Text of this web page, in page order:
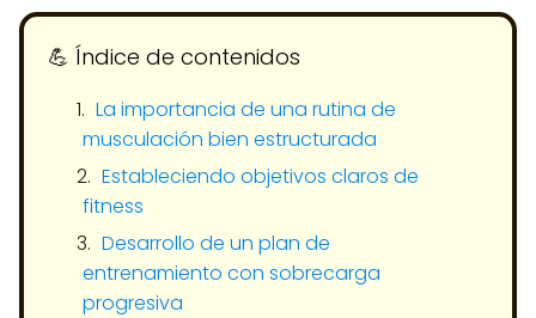
💪​ Índice de contenidos
La importancia de una rutina de
musculación bien estructurada
Estableciendo objetivos claros de
fitness
Desarrollo de un plan de
entrenamiento con sobrecarga
progresiva